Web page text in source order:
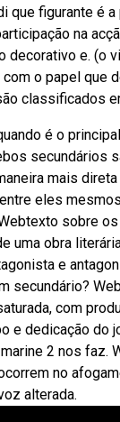
que figurante é
na
decorativo e. (o
o papel que
classificados
é o
secundários
mais
eles
sobre
uma obra
e
secundário?
com
e dedicação do
2 nos faz.
no
alterada.